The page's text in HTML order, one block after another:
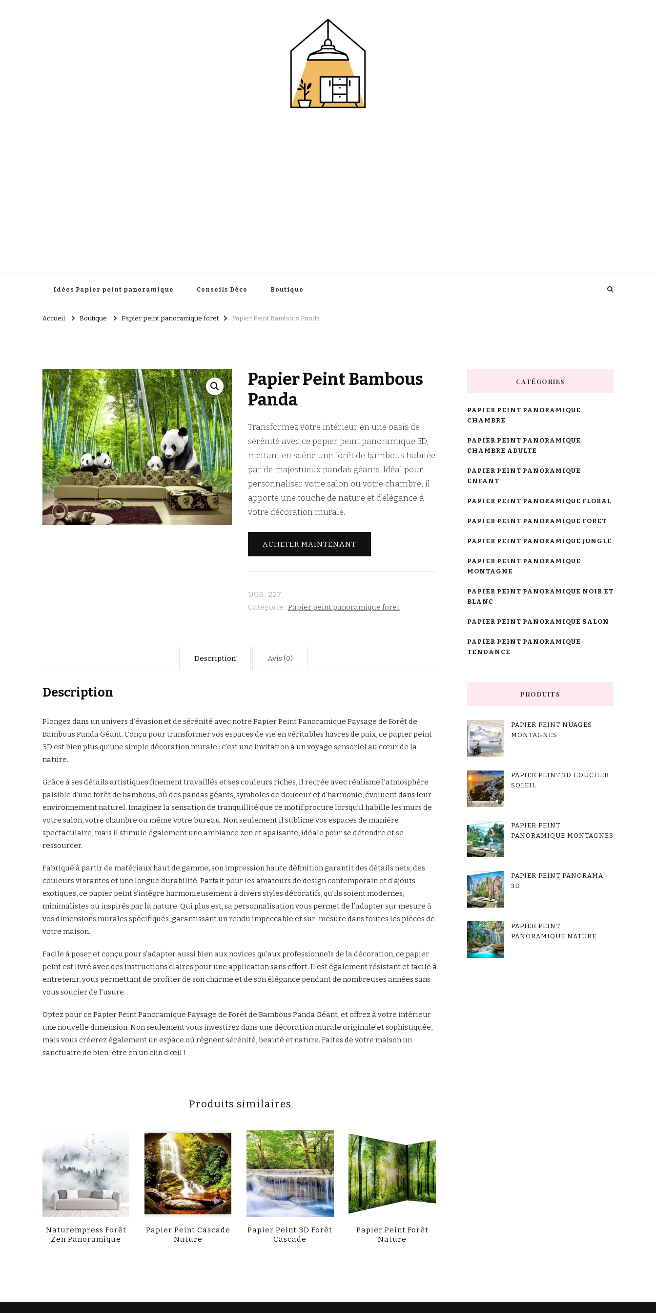
Idées Papier peint panoramique Conseils Déco Boutique
Accueil Boutique Papier peint panoramique foret Papier Peint Bambous Panda
Papier Peint Bambous
Panda
Transformez votre intérieur en une oasis de
sérénité avec ce papier peint panoramique 3D,
mettant en scène une forêt de bambous habitée
par de majestueux pandas géants. Idéal pour
personnaliser votre salon ou votre chambre, il
apporte une touche de nature et d’élégance à
votre décoration murale.
ACHETER MAINTENANT
UGS : 227
Catégorie : Papier peint panoramique foret
Description Avis (0)
Description
Plongez dans un univers d’évasion et de sérénité avec notre Papier Peint Panoramique Paysage de Forêt de
Bambous Panda Géant. Conçu pour transformer vos espaces de vie en véritables havres de paix, ce papier peint
3D est bien plus qu’une simple décoration murale : c’est une invitation à un voyage sensoriel au cœur de la
nature.
Grâce à ses détails artistiques finement travaillés et ses couleurs riches, il recrée avec réalisme l’atmosphère
paisible d’une forêt de bambous, où des pandas géants, symboles de douceur et d’harmonie, évoluent dans leur
environnement naturel. Imaginez la sensation de tranquillité que ce motif procure lorsqu’il habille les murs de
votre salon, votre chambre ou même votre bureau. Non seulement il sublime vos espaces de manière
spectaculaire, mais il stimule également une ambiance zen et apaisante, idéale pour se détendre et se
ressourcer.
Fabriqué à partir de matériaux haut de gamme, son impression haute définition garantit des détails nets, des
couleurs vibrantes et une longue durabilité. Parfait pour les amateurs de design contemporain et d’ajouts
exotiques, ce papier peint s’intègre harmonieusement à divers styles décoratifs, qu’ils soient modernes,
minimalistes ou inspirés par la nature. Qui plus est, sa personnalisation vous permet de l’adapter sur mesure à
vos dimensions murales spécifiques, garantissant un rendu impeccable et sur-mesure dans toutes les pièces de
votre maison.
Facile à poser et conçu pour s’adapter aussi bien aux novices qu’aux professionnels de la décoration, ce papier
peint est livré avec des instructions claires pour une application sans effort. Il est également résistant et facile à
entretenir, vous permettant de profiter de son charme et de son élégance pendant de nombreuses années sans
vous soucier de l’usure.
Optez pour ce Papier Peint Panoramique Paysage de Forêt de Bambous Panda Géant, et offrez à votre intérieur
une nouvelle dimension. Non seulement vous investirez dans une décoration murale originale et sophistiquée,
mais vous créerez également un espace où règnent sérénité, beauté et nature. Faites de votre maison un
sanctuaire de bien-être en un clin d’œil !
Produits similaires
Naturempress Forêt
Zen Panoramique
Papier Peint Cascade
Nature
Papier Peint 3D Forêt
Cascade
Papier Peint Forêt
Nature
CATÉGORIES
PAPIER PEINT PANORAMIQUE
CHAMBRE
PAPIER PEINT PANORAMIQUE
CHAMBRE ADULTE
PAPIER PEINT PANORAMIQUE
ENFANT
PAPIER PEINT PANORAMIQUE FLORAL
PAPIER PEINT PANORAMIQUE FORET
PAPIER PEINT PANORAMIQUE JUNGLE
PAPIER PEINT PANORAMIQUE
MONTAGNE
PAPIER PEINT PANORAMIQUE NOIR ET
BLANC
PAPIER PEINT PANORAMIQUE SALON
PAPIER PEINT PANORAMIQUE
TENDANCE
PRODUITS
PAPIER PEINT NUAGES
MONTAGNES
PAPIER PEINT 3D COUCHER
SOLEIL
PAPIER PEINT
PANORAMIQUE MONTAGNES
PAPIER PEINT PANORAMA
3D
PAPIER PEINT
PANORAMIQUE NATURE